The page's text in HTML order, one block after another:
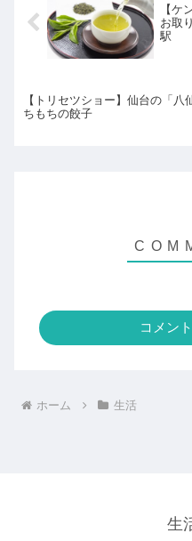
【ケ
お取
駅
【トリセツショー】仙台の「八
ちもちの餃子
コメン
ホーム 生活
生